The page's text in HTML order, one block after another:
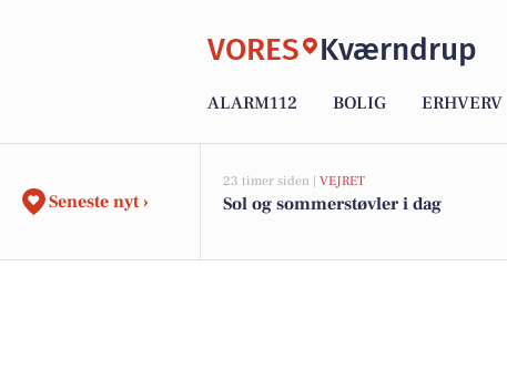
VORES Kværndrup
ALARM112 BOLIG ERHVERV
Seneste nyt ›
23 timer siden | VEJRET
Sol og sommerstøvler i dag